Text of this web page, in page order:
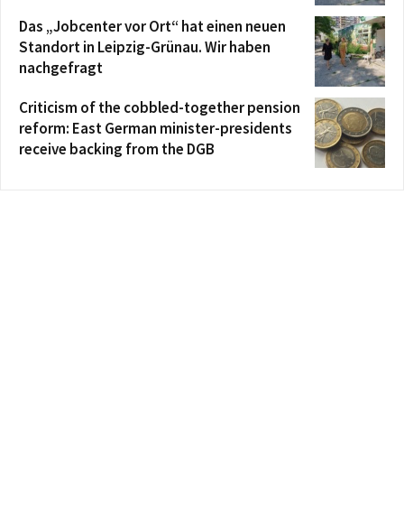
Das „Jobcenter vor Ort“ hat einen neuen
Standort in Leipzig-Grünau. Wir haben
nachgefragt
Criticism of the cobbled-together pension
reform: East German minister-presidents
receive backing from the DGB